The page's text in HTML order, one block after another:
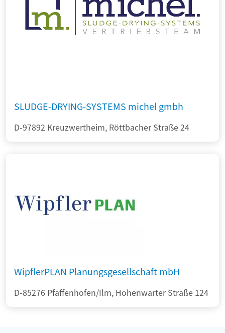
SLUDGE-DRYING-SYSTEMS michel gmbh
D-97892 Kreuzwertheim, Röttbacher Straße 24
WipflerPLAN Planungsgesellschaft mbH
D-85276 Pfaffenhofen/Ilm, Hohenwarter Straße 124